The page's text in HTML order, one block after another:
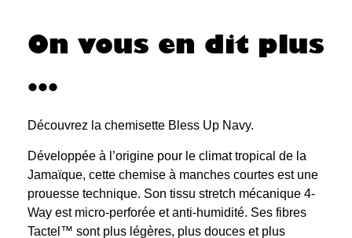
On vous en dit plus
...
Découvrez la chemisette Bless Up Navy.
Développée à l’origine pour le climat tropical de la
Jamaïque, cette chemise à manches courtes est une
prouesse technique. Son tissu stretch mécanique 4-
Way est micro-perforée et anti-humidité. Ses fibres
Tactel™ sont plus légères, plus douces et plus